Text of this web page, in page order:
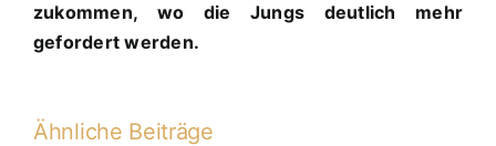
zukommen, wo die Jungs deutlich mehr
gefordert werden.
Ähnliche Beiträge